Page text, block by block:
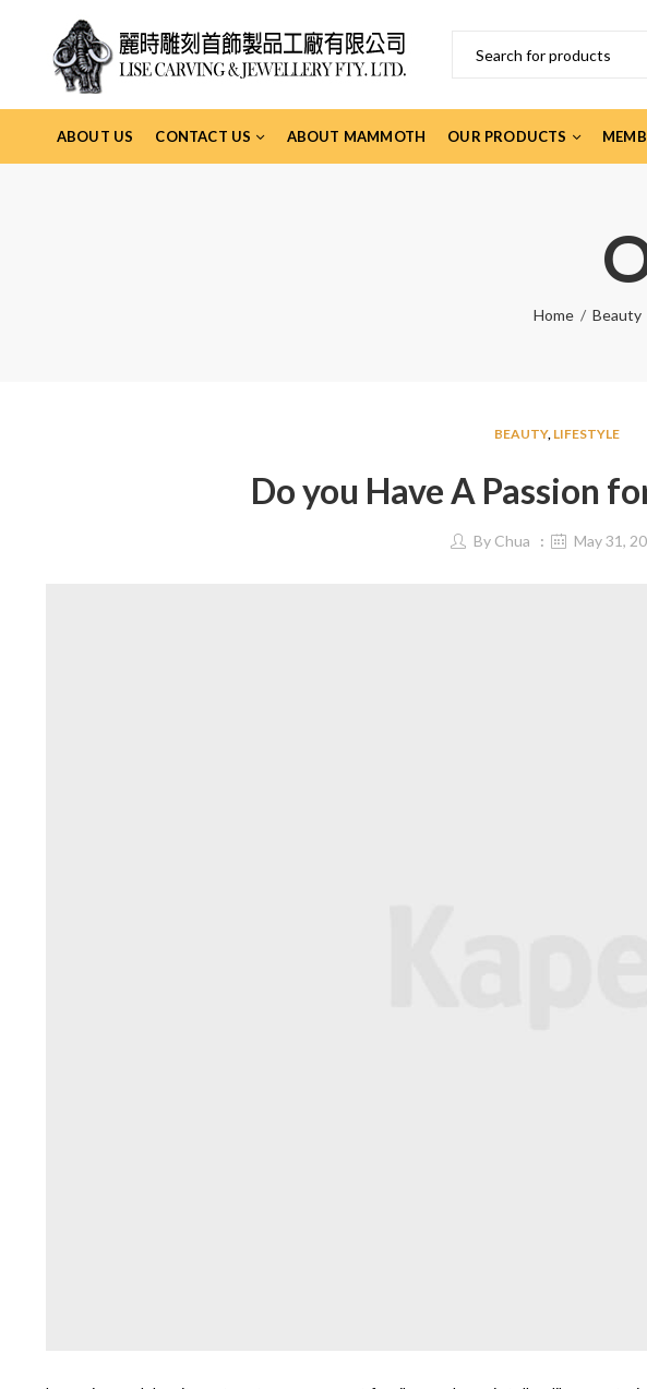
ABOUT US CONTACT US ABOUT MAMMOTH OUR PRODUCTS
Home Beauty
BEAUTY, LIFESTYLE
Do you Have A Passion
By Chua May 31,